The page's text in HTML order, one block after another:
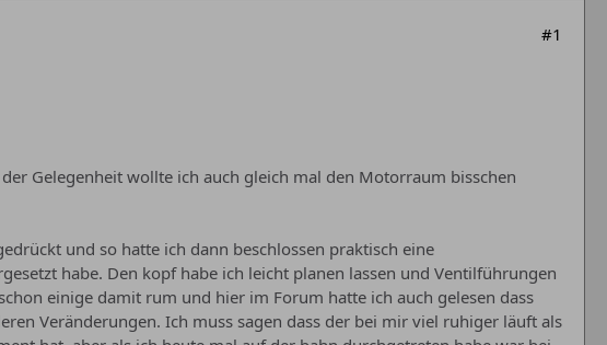
#1
Gelegenheit wollte ich auch gleich mal den Motorraum bisschen
und so hatte ich dann beschlossen praktisch eine
habe. Den kopf habe ich leicht planen lassen und Ventilführungen
einige damit rum und hier im Forum hatte ich auch gelesen dass
Veränderungen. Ich muss sagen dass der bei mir viel ruhiger läuft als